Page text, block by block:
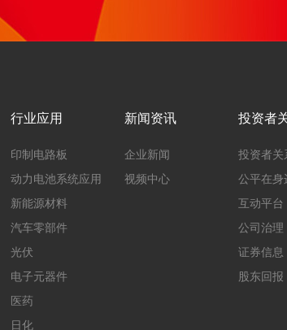
行业应用
印制电路板
动力电池系统应用
新能源材料
汽车零部件
光伏
电子元器件
医药
日化
新闻资讯
企业新闻
视频中心
投资者
投资者关
公平在身
互动平台
公司治理
证券信息
股东回报